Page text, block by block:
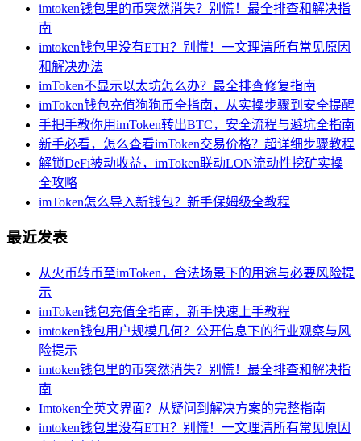
imtoken钱包里的币突然消失？别慌！最全排查和解决指
南
imtoken钱包里没有ETH？别慌！一文理清所有常见原因
和解决办法
imToken不显示以太坊怎么办？最全排查修复指南
imToken钱包充值狗狗币全指南，从实操步骤到安全提醒
手把手教你用imToken转出BTC，安全流程与避坑全指南
新手必看，怎么查看imToken交易价格？超详细步骤教程
解锁DeFi被动收益，imToken联动LON流动性挖矿实操
全攻略
imToken怎么导入新钱包？新手保姆级全教程
最近发表
从火币转币至imToken，合法场景下的用途与必要风险提
示
imToken钱包充值全指南，新手快速上手教程
imtoken钱包用户规模几何？公开信息下的行业观察与风
险提示
imtoken钱包里的币突然消失？别慌！最全排查和解决指
南
Imtoken全英文界面？从疑问到解决方案的完整指南
imtoken钱包里没有ETH？别慌！一文理清所有常见原因